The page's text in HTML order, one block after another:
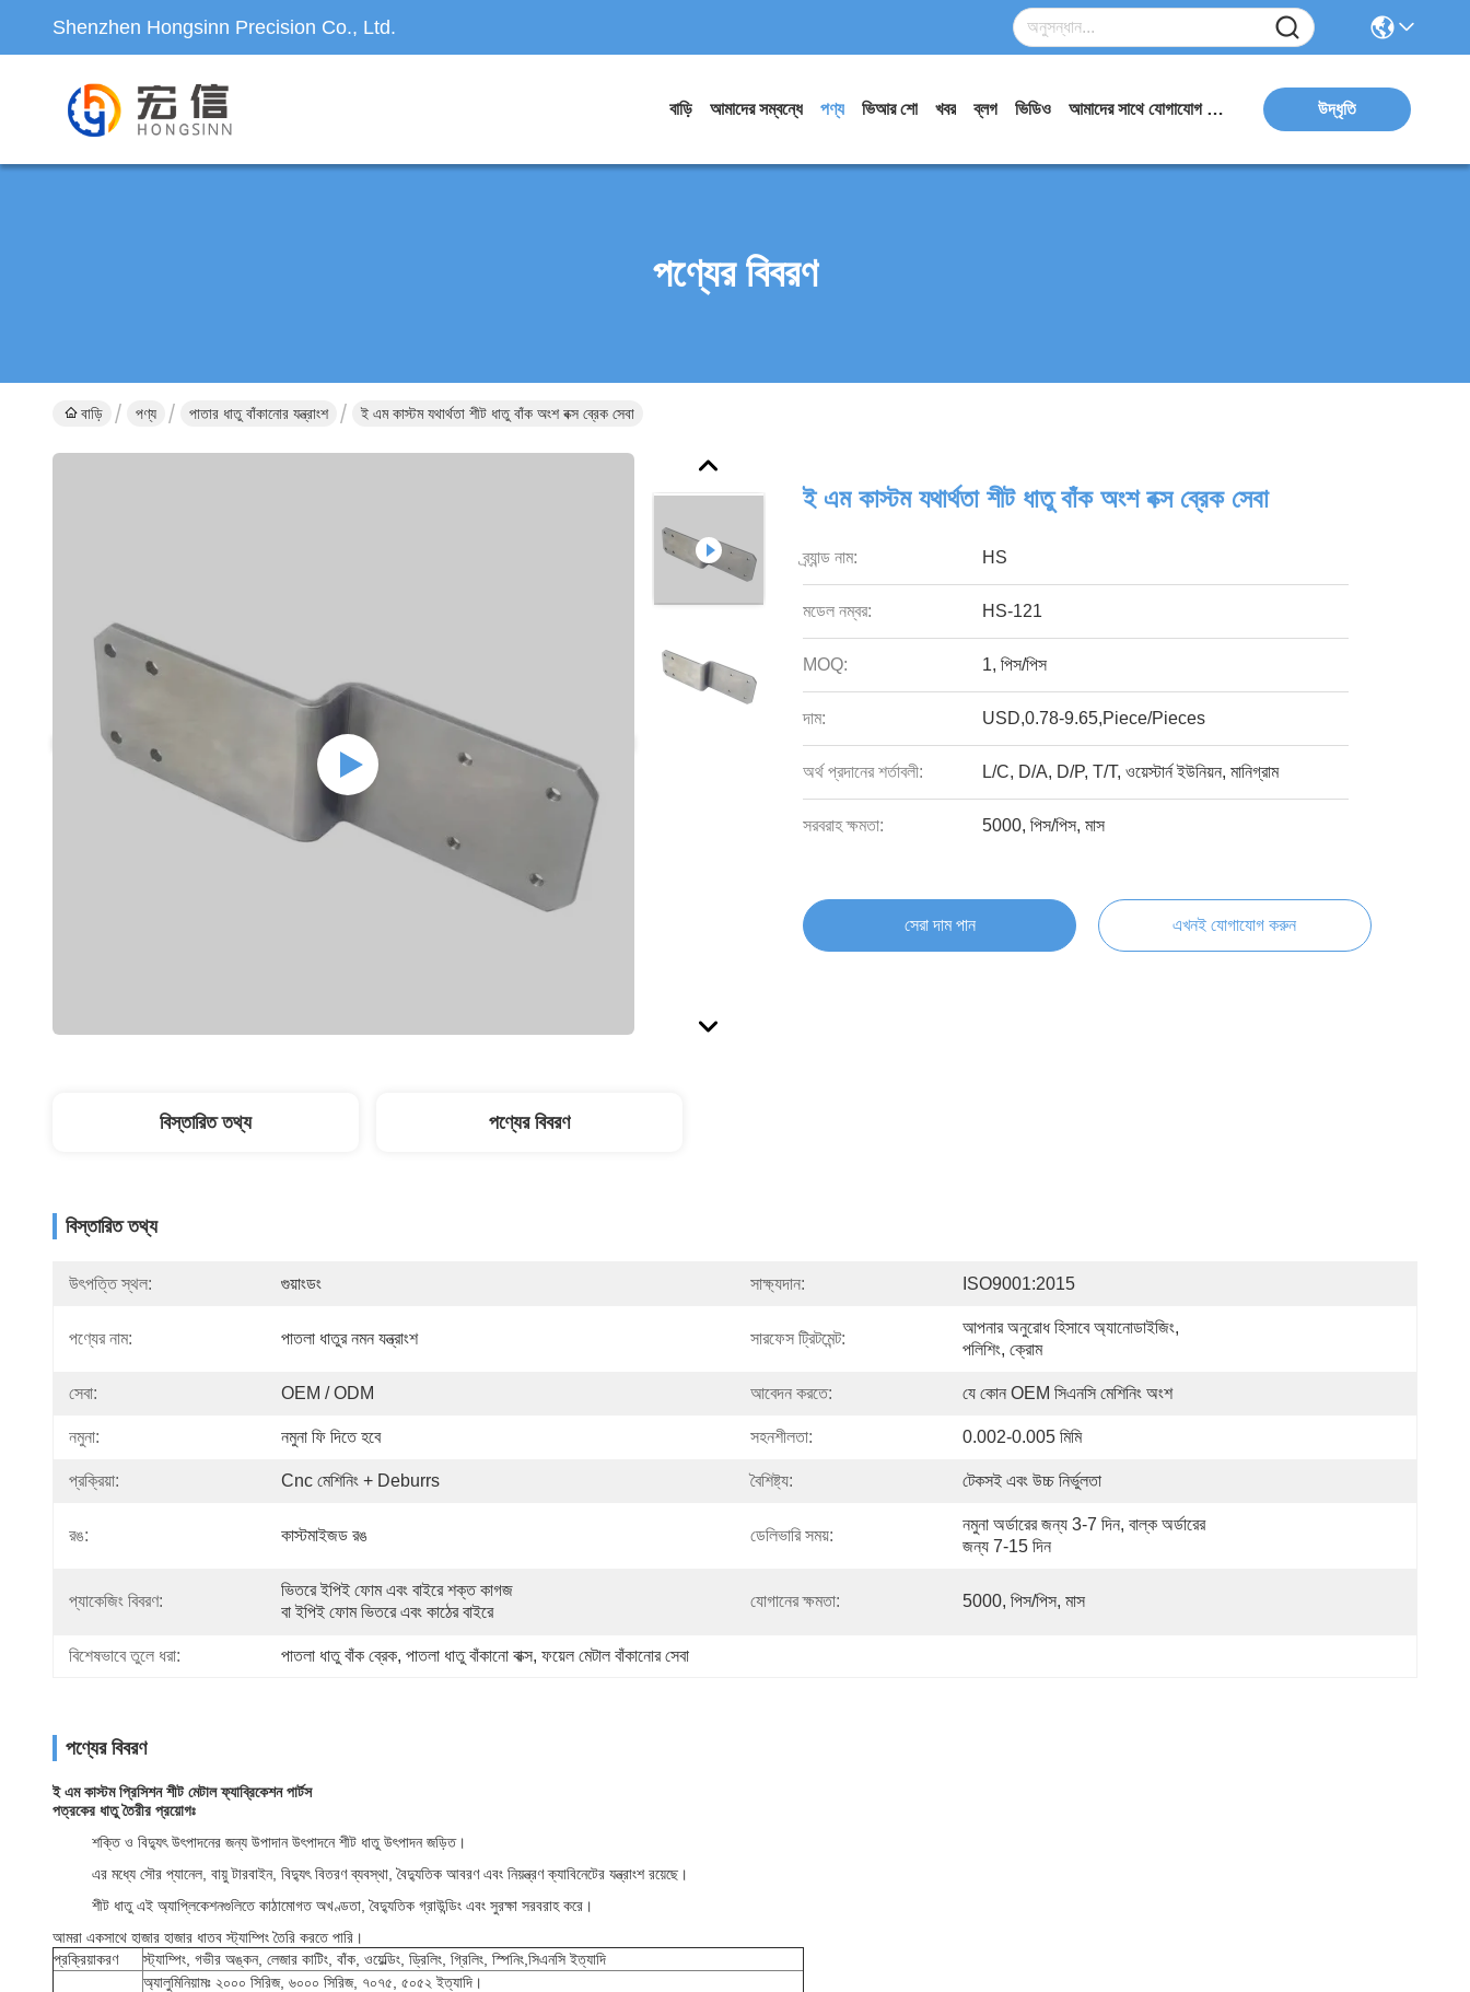
Shenzhen Hongsinn Precision Co., Ltd.
বাড়ি আমাদের সম্বন্ধে পণ্য ভিআর শো খবর ব্লগ ভিডিও আমাদের সাথে যোগাযোগ করুন উদ্ধৃতি
পণ্যের বিবরণ
বাড়ি পণ্য পাতার ধাতু বাঁকানোর যন্ত্রাংশ ই এম কাস্টম যথার্থতা শীট ধাতু বাঁক অংশ বক্স ব্রেক সেবা
ই এম কাস্টম যথার্থতা শীট ধাতু বাঁক অংশ বক্স ব্রেক সেবা
ব্র্যান্ড নাম: HS
মডেল নম্বর: HS-121
MOQ: 1, পিস/পিস
দাম: USD,0.78-9.65,Piece/Pieces
অর্থ প্রদানের শর্তাবলী: L/C, D/A, D/P, T/T, ওয়েস্টার্ন ইউনিয়ন, মানিগ্রাম
সরবরাহ ক্ষমতা: 5000, পিস/পিস, মাস
সেরা দাম পান এখনই যোগাযোগ করুন
বিস্তারিত তথ্য পণ্যের বিবরণ
বিস্তারিত তথ্য
উৎপত্তি স্থল: গুয়াংডং সাক্ষ্যদান: ISO9001:2015
পণ্যের নাম: পাতলা ধাতুর নমন যন্ত্রাংশ সারফেস ট্রিটমেন্ট:
আপনার অনুরোধ হিসাবে অ্যানোডাইজিং,
পলিশিং, ক্রোম
সেবা: OEM / ODM আবেদন করতে: যে কোন OEM সিএনসি মেশিনিং অংশ
নমুনা: নমুনা ফি দিতে হবে সহনশীলতা: 0.002-0.005 মিমি
প্রক্রিয়া: Cnc মেশিনিং + Deburrs বৈশিষ্ট্য: টেকসই এবং উচ্চ নির্ভুলতা
রঙ: কাস্টমাইজড রঙ ডেলিভারি সময়:
নমুনা অর্ডারের জন্য 3-7 দিন, বাল্ক অর্ডারের
জন্য 7-15 দিন
প্যাকেজিং বিবরণ:
ভিতরে ইপিই ফোম এবং বাইরে শক্ত কাগজ
বা ইপিই ফোম ভিতরে এবং কাঠের বাইরে
যোগানের ক্ষমতা: 5000, পিস/পিস, মাস
বিশেষভাবে তুলে ধরা: পাতলা ধাতু বাঁক ব্রেক, পাতলা ধাতু বাঁকানো বাক্স, ফয়েল মেটাল বাঁকানোর সেবা
পণ্যের বিবরণ
ই এম কাস্টম প্রিসিশন শীট মেটাল ফ্যাব্রিকেশন পার্টস
পত্রকের ধাতু তৈরীর প্রয়োগঃ
শক্তি ও বিদ্যুৎ উৎপাদনের জন্য উপাদান উৎপাদনে শীট ধাতু উৎপাদন জড়িত।
এর মধ্যে সৌর প্যানেল, বায়ু টারবাইন, বিদ্যুৎ বিতরণ ব্যবস্থা, বৈদ্যুতিক আবরণ এবং নিয়ন্ত্রণ ক্যাবিনেটের যন্ত্রাংশ রয়েছে।
শীট ধাতু এই অ্যাপ্লিকেশনগুলিতে কাঠামোগত অখণ্ডতা, বৈদ্যুতিক গ্রাউন্ডিং এবং সুরক্ষা সরবরাহ করে।
আমরা একসাথে হাজার হাজার ধাতব স্ট্যাম্পিং তৈরি করতে পারি।
প্রক্রিয়াকরণ
স্ট্যাম্পিং, গভীর অঙ্কন, লেজার কাটিং, বাঁক, ওয়েল্ডিং, ড্রিলিং, গ্রিলিং, স্পিনিং,সিএনসি ইত্যাদি
অ্যালুমিনিয়ামঃ ২০০০ সিরিজ, ৬০০০ সিরিজ, ৭০৭৫, ৫০৫২ ইত্যাদি।